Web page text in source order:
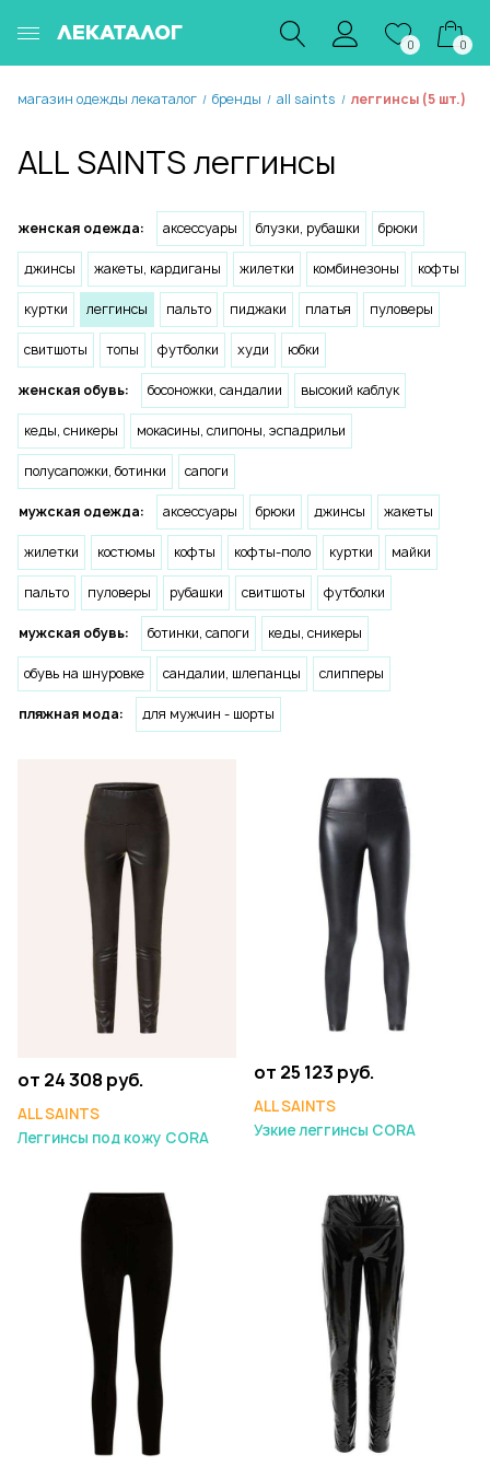
ЛЕКАТАЛОГ
0 0
магазин одежды лекаталог / бренды / all saints / леггинсы (5 шт.)
ALL SAINTS леггинсы
женская одежда: аксессуары блузки, рубашки брюки
джинсы жакеты, кардиганы жилетки комбинезоны кофты
куртки леггинсы пальто пиджаки платья пуловеры
свитшоты топы футболки худи юбки
женская обувь: босоножки, сандалии высокий каблук
кеды, сникеры мокасины, слипоны, эспадрильи
полусапожки, ботинки сапоги
мужская одежда: аксессуары брюки джинсы жакеты
жилетки костюмы кофты кофты-поло куртки майки
пальто пуловеры рубашки свитшоты футболки
мужская обувь: ботинки, сапоги кеды, сникеры
обувь на шнуровке сандалии, шлепанцы слипперы
пляжная мода: для мужчин - шорты
от 24 308 руб.
ALL SAINTS
Леггинсы под кожу CORA
от 25 123 руб.
ALL SAINTS
Узкие леггинсы CORA